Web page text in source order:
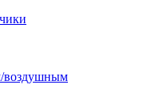
воздушным